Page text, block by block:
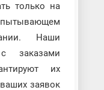
только на
Наши
заказами
их
заявок